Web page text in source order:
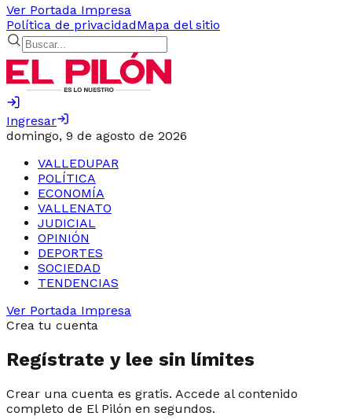
Ver Portada Impresa
Política de privacidadMapa del sitio
Ingresar
domingo, 9 de agosto de 2026
VALLEDUPAR
POLÍTICA
ECONOMÍA
VALLENATO
JUDICIAL
OPINIÓN
DEPORTES
SOCIEDAD
TENDENCIAS
Ver Portada Impresa
Crea tu cuenta
Regístrate y lee sin límites
Crear una cuenta es gratis. Accede al contenido
completo de El Pilón en segundos.